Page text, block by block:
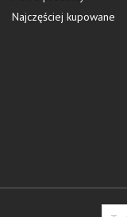
Najczęściej kupowane